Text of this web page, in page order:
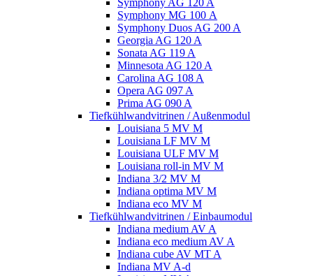
Symphony AG 120 A
Symphony MG 100 А
Symphony Duos AG 200 A
Georgia AG 120 A
Sonata AG 119 A
Minnesota AG 120 A
Carolina AG 108 A
Opera AG 097 A
Prima AG 090 A
Tiefkühlwandvitrinen / Außenmodul
Louisiana 5 MV M
Louisiana LF MV M
Louisiana ULF MV M
Louisiana roll-in MV M
Indiana 3/2 MV M
Indiana optima MV M
Indiana eco MV M
Tiefkühlwandvitrinen / Einbaumodul
Indiana medium AV A
Indiana eco medium AV A
Indiana cube AV MT A
Indiana MV A-d